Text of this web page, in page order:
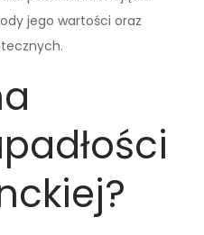
jego wartości oraz